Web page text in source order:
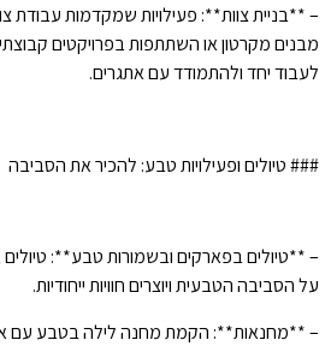
– **בניית צוות**: פעילויות שמקדמות עבודת
מבנים מקרטון או השתתפות בפרויקטים
לעבוד יחד ולהתמודד עם אתגרים.
### טיולים ופעילויות טבע: להכיר את הסביבה
– **טיולים בפארקים ובשמורות טבע**:
על הסביבה הטבעית ויוצרים חוויות ייחודיות.
– **מחנאות**: הקמת מחנה לילה בטבע עם